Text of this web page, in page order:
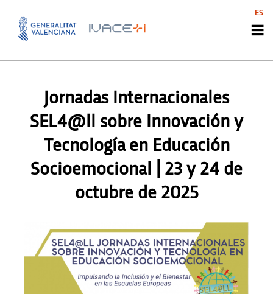
AGENDA,AGENDA ,AGENDA,
Jornadas Internacionales
SEL4@ll sobre Innovación y
Tecnología en Educación
Socioemocional | 23 y 24 de
octubre de 2025
ES